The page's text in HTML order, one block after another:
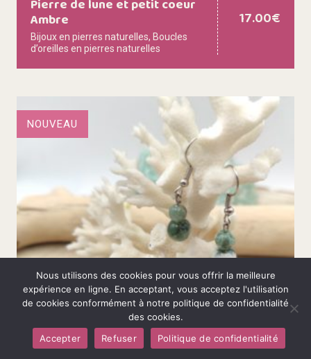
Pierre de lune et petit coeur
Ambre
Bijoux en pierres naturelles, Boucles
d’oreilles en pierres naturelles
17.00€
NOUVEAU
Nous utilisons des cookies pour vous offrir la meilleure
expérience en ligne. En acceptant, vous acceptez l'utilisation
de cookies conformément à notre politique de confidentialité
des cookies.
Accepter
Refuser Politique de confidentialité